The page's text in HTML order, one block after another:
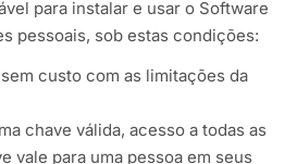
para instalar e usar o Software
pessoais, sob estas condições:
custo com as limitações da
chave válida, acesso a todas as
vale para uma pessoa em seus